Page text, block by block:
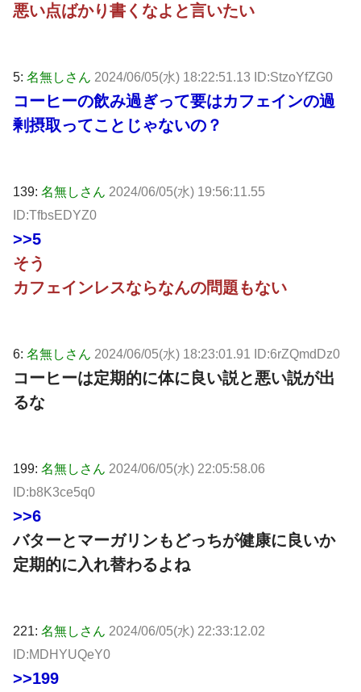
悪い点ばかり書くなよと言いたい
5: 名無しさん 2024/06/05(水) 18:22:51.13 ID:StzoYfZG0
コーヒーの飲み過ぎって要はカフェインの過
剰摂取ってことじゃないの？
139: 名無しさん 2024/06/05(水) 19:56:11.55
ID:TfbsEDYZ0
>>5
そう
カフェインレスならなんの問題もない
6: 名無しさん 2024/06/05(水) 18:23:01.91 ID:6rZQmdDz0
コーヒーは定期的に体に良い説と悪い説が出
るな
199: 名無しさん 2024/06/05(水) 22:05:58.06
ID:b8K3ce5q0
>>6
バターとマーガリンもどっちが健康に良いか
定期的に入れ替わるよね
221: 名無しさん 2024/06/05(水) 22:33:12.02
ID:MDHYUQeY0
>>199